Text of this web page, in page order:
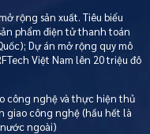
rộng sản xuất. Tiêu biểu
phẩm điện tử thanh toán
Dự án mở rộng quy mô
Việt Nam lên 20 triệu đô
công nghệ và thực hiện thủ
giao công nghệ (hầu hết là
ngoài)